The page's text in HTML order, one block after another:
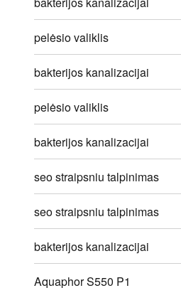
pelėsio valiklis
bakterijos kanalizacijai
pelėsio valiklis
bakterijos kanalizacijai
seo straipsniu talpinimas
seo straipsniu talpinimas
bakterijos kanalizacijai
Aquaphor S550 P1